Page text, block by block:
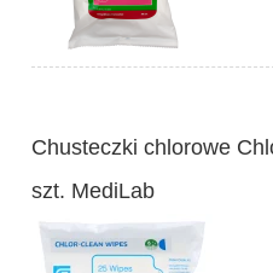
Chusteczki chlorowe
szt. MediLab